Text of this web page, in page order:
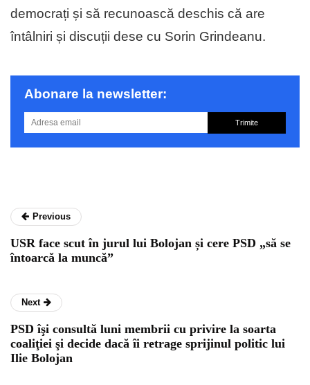
democrați și să recunoască deschis că are
întâlniri și discuții dese cu Sorin Grindeanu.
Abonare la newsletter:
Trimite
Previous
USR face scut în jurul lui Bolojan și cere PSD „să se
întoarcă la muncă”
Next
PSD îşi consultă luni membrii cu privire la soarta
coaliţiei şi decide dacă îi retrage sprijinul politic lui
Ilie Bolojan